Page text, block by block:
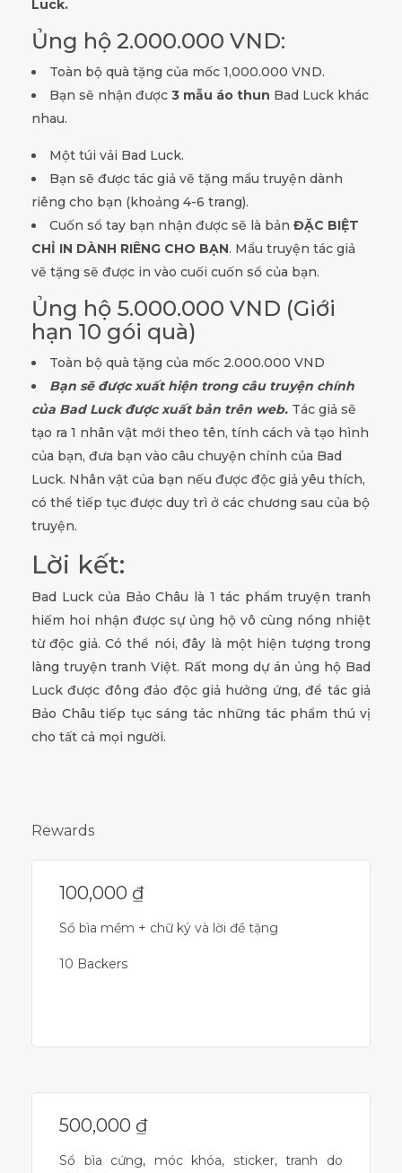
Luck.
Ủng hộ 2.000.000 VND:
Toàn bộ quà tặng của mốc 1,000.000 VND.
Bạn sẽ nhận được 3 mẫu áo thun Bad Luck khác
nhau.
Một túi vải Bad Luck.
Bạn sẽ được tác giả vẽ tặng mẩu truyện dành
riêng cho bạn (khoảng 4-6 trang).
Cuốn sổ tay bạn nhận được sẽ là bản ĐẶC BIỆT
CHỈ IN DÀNH RIÊNG CHO BẠN. Mẩu truyện tác giả
vẽ tặng sẽ được in vào cuối cuốn sổ của bạn.
Ủng hộ 5.000.000 VND (Giới
hạn 10 gói quà)
Toàn bộ quà tặng của mốc 2.000.000 VND
Bạn sẽ được xuất hiện trong câu truyện chính
của Bad Luck được xuất bản trên web. Tác giả sẽ
tạo ra 1 nhân vật mới theo tên, tính cách và tạo hình
của bạn, đưa bạn vào câu chuyện chính của Bad
Luck. Nhân vật của bạn nếu được độc giả yêu thích,
có thể tiếp tục được duy trì ở các chương sau của bộ
truyện.
Lời kết:
Bad Luck của Bảo Châu là 1 tác phẩm truyện tranh
hiếm hoi nhận được sự ủng hộ vô cùng nồng nhiệt
từ độc giả. Có thể nói, đây là một hiện tượng trong
làng truyện tranh Việt. Rất mong dự án ủng hộ Bad
Luck được đông đảo độc giả hưởng ứng, để tác giả
Bảo Châu tiếp tục sáng tác những tác phẩm thú vị
cho tất cả mọi người.
Rewards
100,000 ₫
Sổ bìa mềm + chữ ký và lời đề tặng
10 Backers
500,000 ₫
Sổ bìa cứng, móc khóa, sticker, tranh do